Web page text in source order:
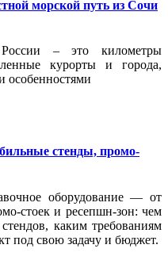
морской путь из Сочи
России – это километры
курорты и города,
особенностями
стенды, промо-
оборудование — от
стоек и ресепшн-зон: чем
каким требованиям
под свою задачу и бюджет.